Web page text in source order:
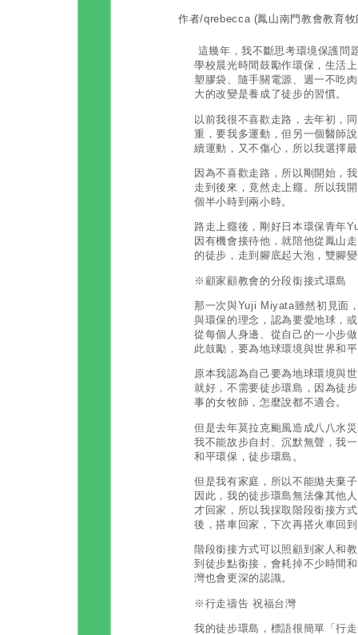
作者/qrebecca (鳳山南門教會教育牧
這幾年，我不斷思考環境保護問
學校晨光時間鼓勵作環保，生活
塑膠袋、隨手關電源、週一不吃
大的改變是養成了徒步的習慣。
以前我很不喜歡走路，去年初，
重，要我多運動，但另一個醫師
續運動，又不傷心，所以我選擇
因為不喜歡走路，所以剛開始，
走到後來，竟然走上癮。所以我
個半小時到兩小時。
路走上癮後，剛好日本環保青年
因有機會接待他，就陪他從鳳山
的徒步，走到腳底起大泡，雙腳
※顧家顧教會的分段銜接式環島
那一次與Yuji Miyata雖然初見面
與環保的理念，認為要愛地球，
從每個人身邊、從自己的一小步
此鼓勵，要為地球環境與世界和
原本我認為自己要為地球環境與
就好，不需要徒步環島，因為徒
事的女牧師，怎麼說都不適合。
但是去年莫拉克颱風造成八八水
我不能故步自封、沉默無聲，我
和平環保，徒步環島。
但是我有家庭，所以不能拋夫棄
因此，我的徒步環島無法像其他
才回家，所以我採取階段銜接方
後，搭車回家，下次再搭火車回
階段銜接方式可以照顧到家人和
到徒步點銜接，會耗掉不少時間
灣也會更深的認識。
※行走禱告 祝福台灣
我的徒步環島，標語很簡單「行